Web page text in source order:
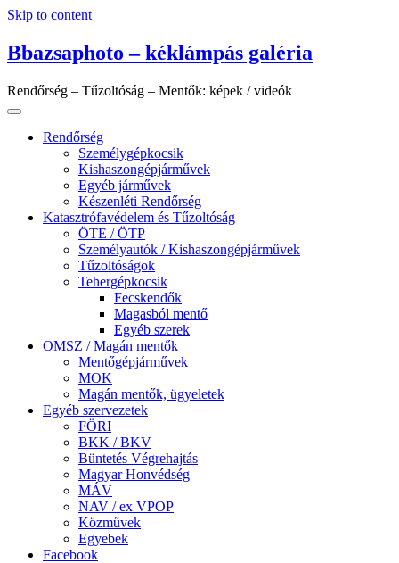
Skip to content
Bbazsaphoto – kéklámpás galéria
Rendőrség – Tűzoltóság – Mentők: képek / videók
Rendőrség
Személygépkocsik
Kishaszongépjárművek
Egyéb járművek
Készenléti Rendőrség
Katasztrófavédelem és Tűzoltóság
ÖTE / ÖTP
Személyautók / Kishaszongépjárművek
Tűzoltóságok
Tehergépkocsik
Fecskendők
Magasból mentő
Egyéb szerek
OMSZ / Magán mentők
Mentőgépjárművek
MOK
Magán mentők, ügyeletek
Egyéb szervezetek
FÖRI
BKK / BKV
Büntetés Végrehajtás
Magyar Honvédség
MÁV
NAV / ex VPOP
Közművek
Egyebek
Facebook